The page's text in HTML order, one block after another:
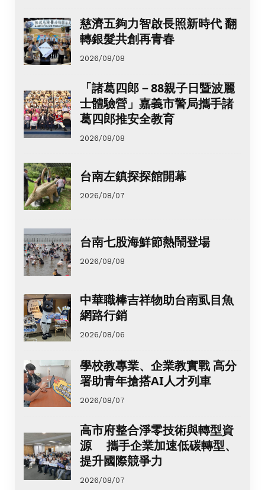
慈濟五夠力智啟長照新時代 翻
轉銀髮共創再青春
2026/08/08
「諸葛四郎－88親子日暨波麗
士體驗營」嘉義市警局攜手諸
葛四郎推安全教育
2026/08/08
台南左鎮探探館開幕
2026/08/07
台南七股海鮮節熱鬧登場
2026/08/08
中華職棒吉祥物助台南虱目魚
網路行銷
2026/08/06
學校教專業、企業教實戰 高分
署助青年搶搭AI人才列車
2026/08/07
高市府整合淨零技術與轉型資
源 攜手企業加速低碳轉型、
提升國際競爭力
2026/08/07